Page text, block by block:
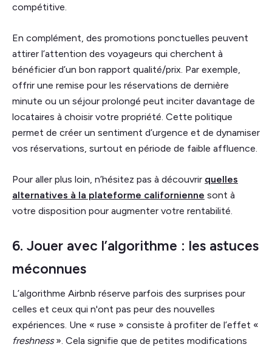
compétitive.
En complément, des promotions ponctuelles peuvent
attirer l’attention des voyageurs qui cherchent à
bénéficier d’un bon rapport qualité/prix. Par exemple,
offrir une remise pour les réservations de dernière
minute ou un séjour prolongé peut inciter davantage de
locataires à choisir votre propriété. Cette politique
permet de créer un sentiment d’urgence et de dynamiser
vos réservations, surtout en période de faible affluence.
Pour aller plus loin, n’hésitez pas à découvrir quelles
alternatives à la plateforme californienne sont à
votre disposition pour augmenter votre rentabilité.
6. Jouer avec l’algorithme : les astuces
méconnues
L’algorithme Airbnb réserve parfois des surprises pour
celles et ceux qui n'ont pas peur des nouvelles
expériences. Une « ruse » consiste à profiter de l’effet «
freshness». Cela signifie que de petites modifications